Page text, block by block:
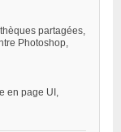
partagées,
Photoshop,
en page UI,